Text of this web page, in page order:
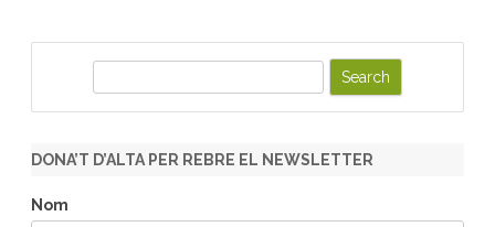
r
h
DONA’T D’ALTA PER REBRE EL NEWSLETTER
Nom